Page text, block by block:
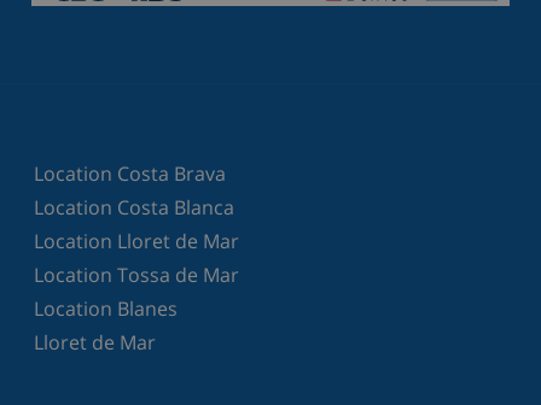
Location Costa Brava
Location Costa Blanca
Location Lloret de Mar
Location Tossa de Mar
Location Blanes
Lloret de Mar